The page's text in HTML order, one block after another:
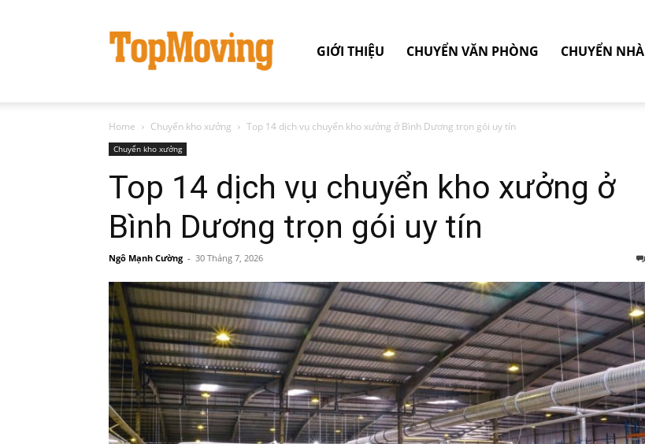
GIỚI THIỆU CHUYỂN VĂN PHÒNG CHUYỂN NHÀ
Home Chuyển kho xưởng Top 14 dịch vụ chuyển kho xưởng ở Bình Dương trọn gói uy tín
Chuyển kho xưởng
Top 14 dịch vụ chuyển kho xưởng ở
Bình Dương trọn gói uy tín
Ngô Mạnh Cường - 30 Tháng 7, 2026